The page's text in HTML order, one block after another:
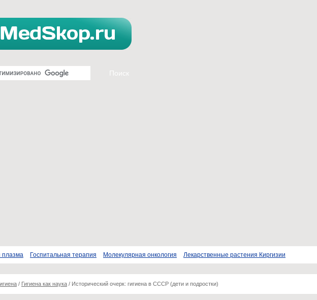
плазма Госпитальная терапия Молекулярная онкология Лекарственные растения Киргизии
/ Гигиена как наука / Исторический очерк: гигиена в СССР (дети и подростки)